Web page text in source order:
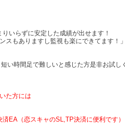
りいらずに安定した成績が出せます！
スもありますし監視も楽にできてます！
い時間足で難しいと感じた方是非お試し
た方には
EA（恋スキャのSL,TP決済に便利です）